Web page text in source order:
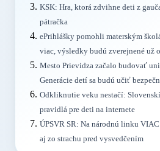
KSK: Hra, ktorá zdvihne deti z
pátračka
ePrihlášky pomohli materským
viac, výsledky budú zverejnené už
Mesto Prievidza začalo budovať
Generácie detí sa budú učiť
Odkliknutie veku nestačí:
pravidlá pre deti na internete
ÚPSVR SR: Na národnú linku
aj zo strachu pred vysvedčením